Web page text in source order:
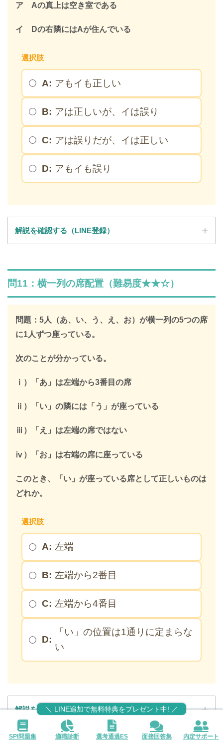
ア Aの真上は空き室である
イ Dの右隣にはAが住んでいる
選択肢
A: アもイも正しい
B: アは正しいが、イは誤り
C: アは誤りだが、イは正しい
D: アもイも誤り
解説を確認する（LINE登録）
SPI全問の解説が見放題
解説はLINE登録で確認できます
LINEで限定キーワードを受け取ると、
SPIの全ての問題の解説が見放題になります
312,887人
問11：横一列の席配置（難易度★★☆）
問題：5人（あ、い、う、え、お）が横一列の5つの席
に1人ずつ座っている。
次のことが分かっている。
ⅰ）「あ」は左端から3番目の席
ⅱ）「い」の隣には「う」が座っている
ⅲ）「え」は左端の席ではない
ⅳ）「お」は右端の席に座っている
このとき、「い」が座っている席として正しいものは
どれか。
選択肢
A: 左端
B: 左端から2番目
C: 左端から4番目
D:
「い」の位置は1通りに定まらな
い
解説を確認する（LINE登録）
SPI問題集 適職診断 選考通過ES 面接回答集 内定サポート
＼ LINE追加で無料特典をプレゼント中! ／